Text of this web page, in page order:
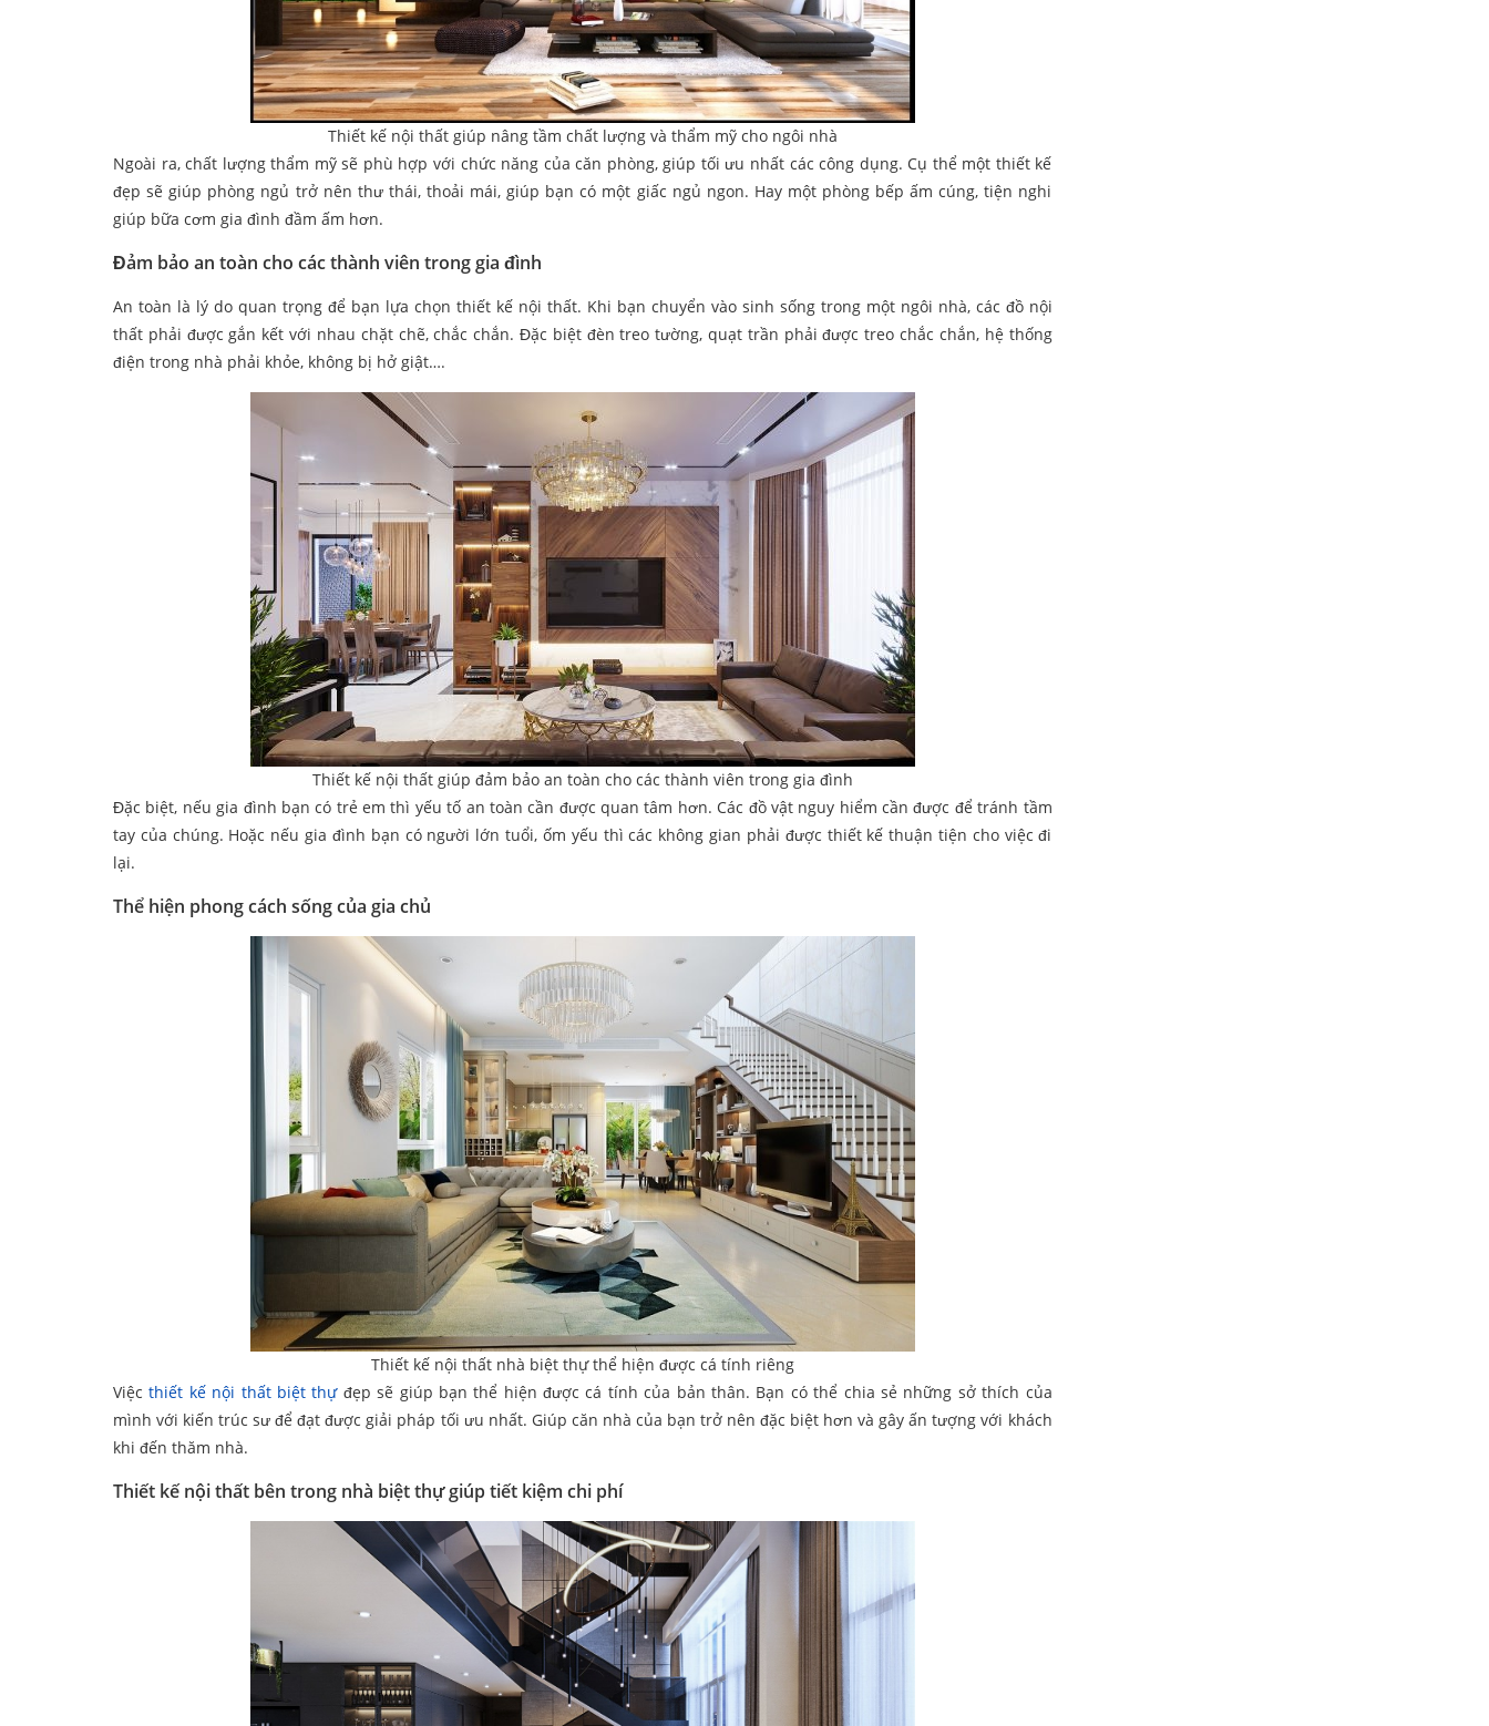
Thiết kế nội thất giúp nâng tầm chất lượng và thẩm mỹ cho ngôi nhà
Ngoài ra, chất lượng thẩm mỹ sẽ phù hợp với chức năng của căn phòng, giúp tối ưu nhất các công dụng. Cụ thể một thiết kế
đẹp sẽ giúp phòng ngủ trở nên thư thái, thoải mái, giúp bạn có một giấc ngủ ngon. Hay một phòng bếp ấm cúng, tiện nghi
giúp bữa cơm gia đình đầm ấm hơn.
Đảm bảo an toàn cho các thành viên trong gia đình
An toàn là lý do quan trọng để bạn lựa chọn thiết kế nội thất. Khi bạn chuyển vào sinh sống trong một ngôi nhà, các đồ nội
thất phải được gắn kết với nhau chặt chẽ, chắc chắn. Đặc biệt đèn treo tường, quạt trần phải được treo chắc chắn, hệ thống
điện trong nhà phải khỏe, không bị hở giật….
Thiết kế nội thất giúp đảm bảo an toàn cho các thành viên trong gia đình
Đặc biệt, nếu gia đình bạn có trẻ em thì yếu tố an toàn cần được quan tâm hơn. Các đồ vật nguy hiểm cần được để tránh tầm
tay của chúng. Hoặc nếu gia đình bạn có người lớn tuổi, ốm yếu thì các không gian phải được thiết kế thuận tiện cho việc đi
lại.
Thể hiện phong cách sống của gia chủ
Thiết kế nội thất nhà biệt thự thể hiện được cá tính riêng
Việcthiết kế nội thất biệt thựđẹp sẽ giúp bạn thể hiện được cá tính của bản thân. Bạn có thể chia sẻ những sở thích của
mình với kiến trúc sư để đạt được giải pháp tối ưu nhất. Giúp căn nhà của bạn trở nên đặc biệt hơn và gây ấn tượng với khách
khi đến thăm nhà.
Thiết kế nội thất bên trong nhà biệt thự giúp tiết kiệm chi phí